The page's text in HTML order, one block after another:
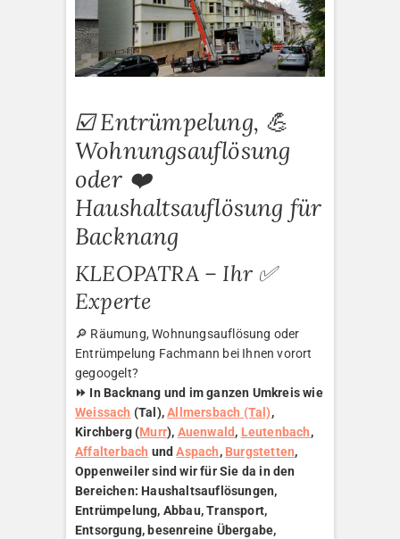
☑️ Entrümpelung, 💪
Wohnungsauflösung
oder ❤️
Haushaltsauflösung für
Backnang
KLEOPATRA – Ihr ✅
Experte
🔎 Räumung, Wohnungsauflösung oder
Entrümpelung Fachmann bei Ihnen vorort
gegoogelt?
⏩ In Backnang und im ganzen Umkreis wie
Weissach (Tal),Allmersbach (Tal),
Kirchberg (Murr), Auenwald , Leutenbach,
Affalterbach undAspach, Burgstetten,
Oppenweiler sind wir für Sie da in den
Bereichen: Haushaltsauflösungen,
Entrümpelung, Abbau, Transport,
Entsorgung, besenreine Übergabe,